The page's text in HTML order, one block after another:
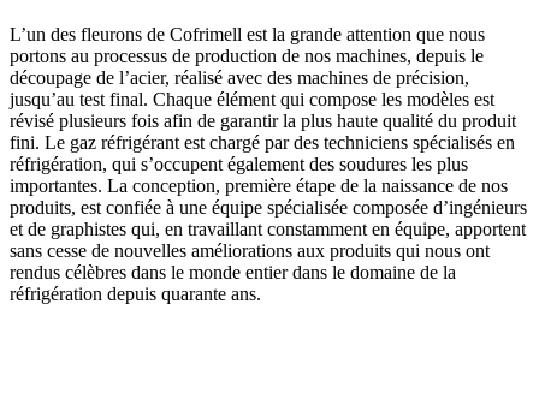
L’un des fleurons de Cofrimell est la grande attention que nous
portons au processus de production de nos machines, depuis le
découpage de l’acier, réalisé avec des machines de précision,
jusqu’au test final. Chaque élément qui compose les modèles est
révisé plusieurs fois afin de garantir la plus haute qualité du produit
fini. Le gaz réfrigérant est chargé par des techniciens spécialisés en
réfrigération, qui s’occupent également des soudures les plus
importantes. La conception, première étape de la naissance de nos
produits, est confiée à une équipe spécialisée composée d’ingénieurs
et de graphistes qui, en travaillant constamment en équipe, apportent
sans cesse de nouvelles améliorations aux produits qui nous ont
rendus célèbres dans le monde entier dans le domaine de la
réfrigération depuis quarante ans.